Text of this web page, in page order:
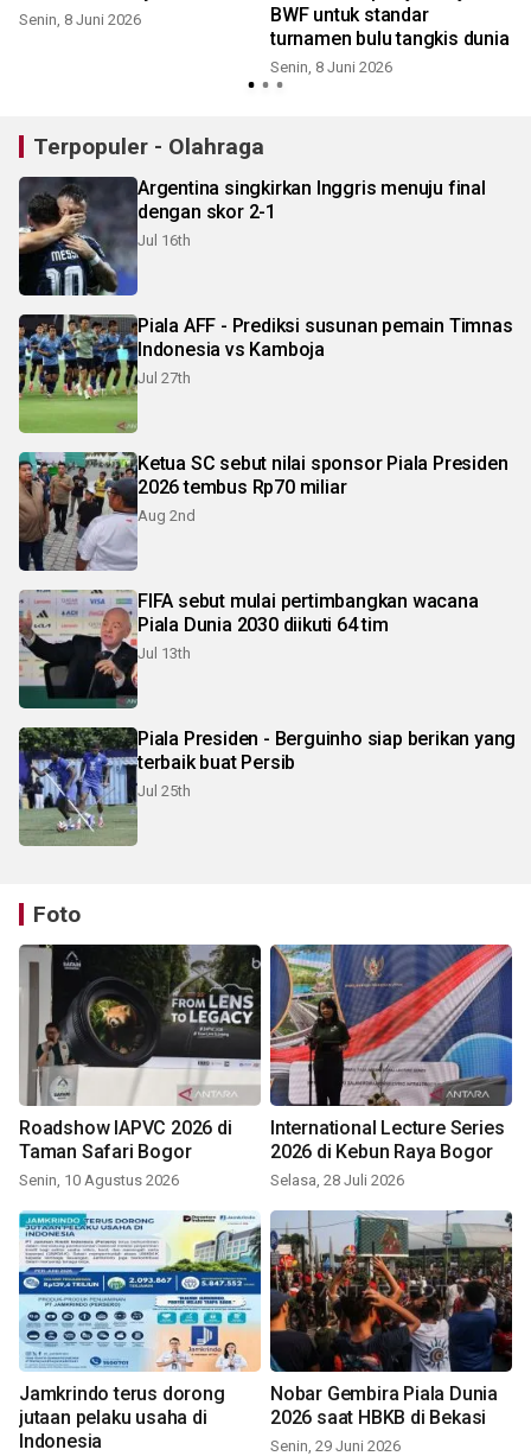
Senin, 8 Juni 2026
BWF untuk standar
turnamen bulu tangkis dunia
Senin, 8 Juni 2026
Terpopuler - Olahraga
Argentina singkirkan Inggris menuju final
dengan skor 2-1
Jul 16th
Piala AFF - Prediksi susunan pemain Timnas
Indonesia vs Kamboja
Jul 27th
Ketua SC sebut nilai sponsor Piala Presiden
2026 tembus Rp70 miliar
Aug 2nd
FIFA sebut mulai pertimbangkan wacana
Piala Dunia 2030 diikuti 64 tim
Jul 13th
Piala Presiden - Berguinho siap berikan yang
terbaik buat Persib
Jul 25th
Foto
Roadshow IAPVC 2026 di
Taman Safari Bogor
Senin, 10 Agustus 2026
International Lecture Series
2026 di Kebun Raya Bogor
Selasa, 28 Juli 2026
Jamkrindo terus dorong
jutaan pelaku usaha di
Indonesia
Nobar Gembira Piala Dunia
2026 saat HBKB di Bekasi
Senin, 29 Juni 2026